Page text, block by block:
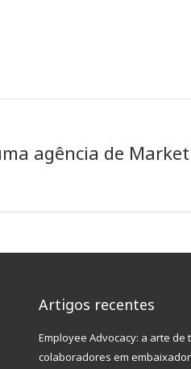
agência de
Artigos recentes
Employee Advocacy: a arte
colaboradores em